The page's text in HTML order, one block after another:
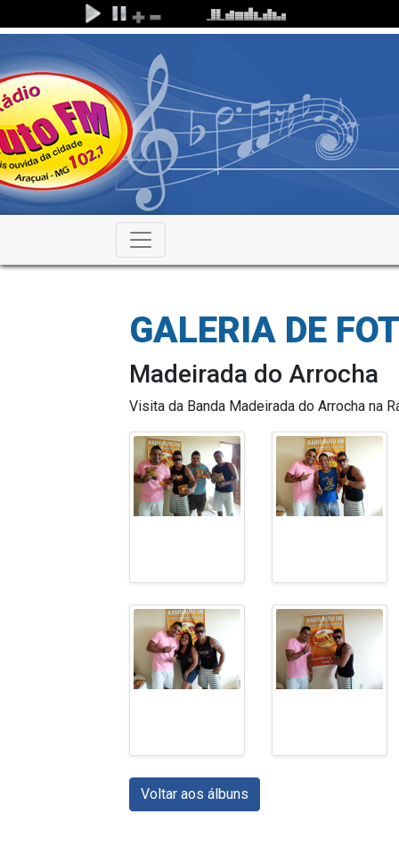
GALERIA DE
Madeirada do Arrocha
Visita da Banda Madeirada do Arrocha na
Voltar aos álbuns